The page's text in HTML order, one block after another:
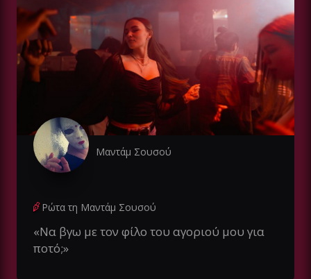
Μαντάμ Σουσού
Ρώτα τη Μαντάμ Σουσού
«Να βγω με τον φίλο του αγοριού μου για
ποτό;»